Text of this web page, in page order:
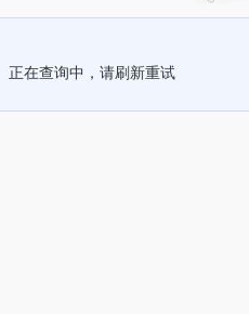
正在查询中，请刷新重试